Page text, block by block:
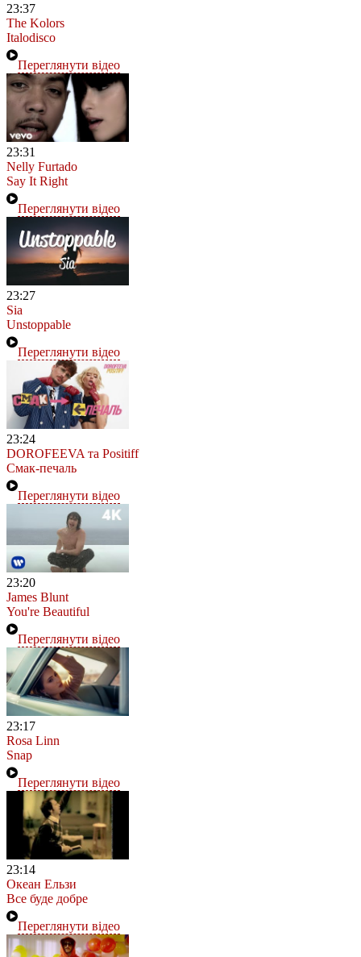
23:37
The Kolors
Italodisco
Переглянути відео
23:31
Nelly Furtado
Say It Right
Переглянути відео
23:27
Sia
Unstoppable
Переглянути відео
23:24
DOROFEEVA та Positiff
Смак-печаль
Переглянути відео
23:20
James Blunt
You're Beautiful
Переглянути відео
23:17
Rosa Linn
Snap
Переглянути відео
23:14
Океан Ельзи
Все буде добре
Переглянути відео